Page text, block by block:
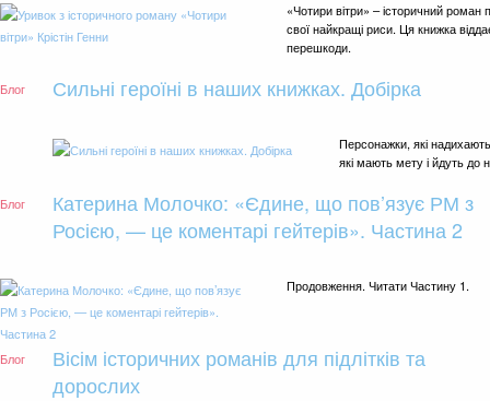
«Чотири вітри» – історичний
свої найкращі риси. Ця книжка
перешкоди.
Блог Сильні героїні в наших книжках. Добірка
Персонажки, які
які мають мету і йдуть до
Блог
Катерина Молочко: «Єдине, що пов’язує РМ з
Росією, — це коментарі гейтерів». Частина 2
Продовження. Читати Частину 1.
Блог
Вісім історичних романів для підлітків та
дорослих